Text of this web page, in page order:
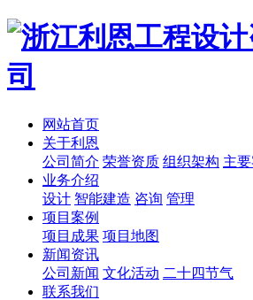
网站首页
关于利恩
公司简介 荣誉资质 组织架构 主
业务介绍
设计 智能建造 咨询 管理
项目案例
项目成果 项目地图
新闻资讯
公司新闻 文化活动 二十四节气
联系我们